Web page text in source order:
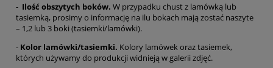
- Ilość obszytych boków. W przypadku chust z lamówką lub
tasiemką, prosimy o informację na ilu bokach mają zostać naszyte
– 1,2 lub 3 boki (tasiemki/lamówki).
- Kolor lamówki/tasiemki. Kolory lamówek oraz tasiemek,
których używamy do produkcji widnieją w galerii zdjęć.